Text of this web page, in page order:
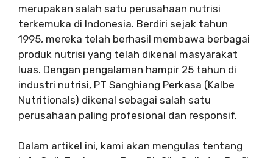
merupakan salah satu perusahaan nutrisi
terkemuka di Indonesia. Berdiri sejak tahun
1995, mereka telah berhasil membawa berbagai
produk nutrisi yang telah dikenal masyarakat
luas. Dengan pengalaman hampir 25 tahun di
industri nutrisi, PT Sanghiang Perkasa (Kalbe
Nutritionals) dikenal sebagai salah satu
perusahaan paling profesional dan responsif.
Dalam artikel ini, kami akan mengulas tentang